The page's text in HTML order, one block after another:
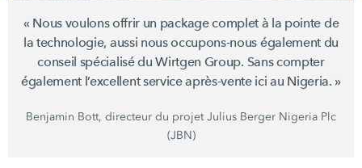
« Nous voulons offrir un package complet à la pointe de
la technologie, aussi nous occupons-nous également du
conseil spécialisé duWirtgen Group. Sans compter
également l’excellent service après-vente ici au Nigeria. »
Benjamin Bott, directeur du projet Julius Berger Nigeria Plc
(JBN)